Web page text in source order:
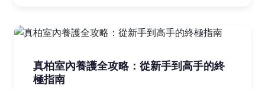
真柏室內養護全攻略：從新手到高手的終
極指南